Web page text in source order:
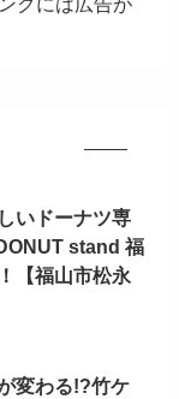
いドーナツ専
stand 福
【福山市松永
変わる!?竹ケ